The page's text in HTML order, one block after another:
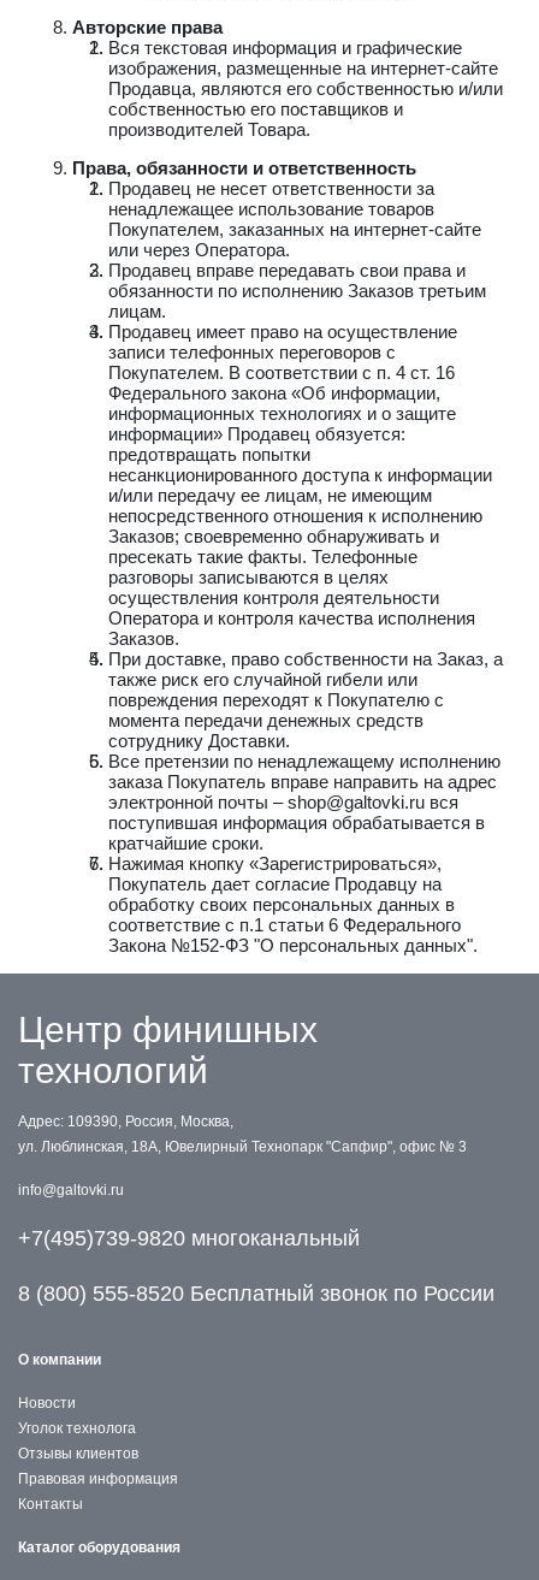
Авторские права
Вся текстовая информация и графические
изображения, размещенные на интернет-сайте
Продавца, являются его собственностью и/или
собственностью его поставщиков и
производителей Товара.
Права, обязанности и ответственность
Продавец не несет ответственности за
ненадлежащее использование товаров
Покупателем, заказанных на интернет-сайте
или через Оператора.
Продавец вправе передавать свои права и
обязанности по исполнению Заказов третьим
лицам.
Продавец имеет право на осуществление
записи телефонных переговоров с
Покупателем. В соответствии с п. 4 ст. 16
Федерального закона «Об информации,
информационных технологиях и о защите
информации» Продавец обязуется:
предотвращать попытки
несанкционированного доступа к информации
и/или передачу ее лицам, не имеющим
непосредственного отношения к исполнению
Заказов; своевременно обнаруживать и
пресекать такие факты. Телефонные
разговоры записываются в целях
осуществления контроля деятельности
Оператора и контроля качества исполнения
Заказов.
При доставке, право собственности на Заказ, а
также риск его случайной гибели или
повреждения переходят к Покупателю с
момента передачи денежных средств
сотруднику Доставки.
Все претензии по ненадлежащему исполнению
заказа Покупатель вправе направить на адрес
электронной почты – shop@galtovki.ru вся
поступившая информация обрабатывается в
кратчайшие сроки.
Нажимая кнопку «Зарегистрироваться»,
Покупатель дает согласие Продавцу на
обработку своих персональных данных в
соответствие с п.1 статьи 6 Федерального
Закона №152-ФЗ "О персональных данных".
Центр финишных
технологий
Адрес: 109390, Россия, Москва,
ул. Люблинская, 18А, Ювелирный Технопарк "Сапфир", офис № 3
info@galtovki.ru
+7(495)739-9820 многоканальный
8 (800) 555-8520 Бесплатный звонок по России
О компании
Новости
Уголок технолога
Отзывы клиентов
Правовая информация
Контакты
Каталог оборудования